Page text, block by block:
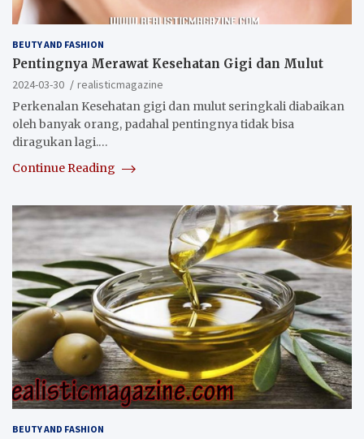
BEUTY AND FASHION
Pentingnya Merawat Kesehatan Gigi dan Mulut
2024-03-30
realisticmagazine
Perkenalan Kesehatan gigi dan mulut seringkali diabaikan
oleh banyak orang, padahal pentingnya tidak bisa
diragukan lagi.…
Continue Reading
BEUTY AND FASHION